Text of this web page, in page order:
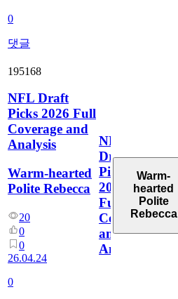
0
댓글
195168
NFL Draft
Picks 2026 Full
Coverage and
Analysis
Warm-hearted
Polite Rebecca
20
0
0
26.04.24
0
NFL
Draft
Picks
2026
Full
Coverage
and
Analysis
Warm-
hearted
Polite
Rebecca